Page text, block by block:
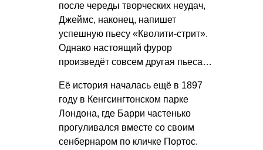
после череды творческих неудач,
Джеймс, наконец, напишет
успешную пьесу «Кволити-стрит».
Однако настоящий фурор
произведёт совсем другая пьеса…
Её история началась ещё в 1897
году в Кенгсингтонском парке
Лондона, где Барри частенько
прогуливался вместе со своим
сенбернаром по кличке Портос.